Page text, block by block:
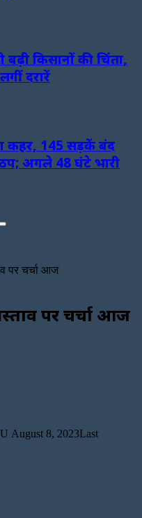
बढ़ी किसानों की चिंता,
दरारें
कहर, 145 सड़कें बंद
अगले 48 घंटे भारी
Search
पर चर्चा आज
पर चर्चा आज
August 8, 2023Last